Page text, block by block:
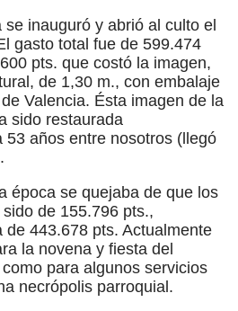
inauguró y abrió al culto el
gasto total fue de 599.474
pts. que costó la imagen,
de 1,30 m., con embalaje
Valencia. Ésta imagen de la
sido restaurada
53 años entre nosotros (llegó
época se quejaba de que los
de 155.796 pts.,
de 443.678 pts. Actualmente
la novena y fiesta del
para algunos servicios
necrópolis parroquial.